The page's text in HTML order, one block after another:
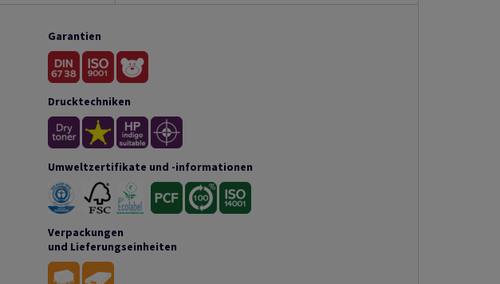
Garantien
Drucktechniken
Umweltzertifikate und -informationen
Verpackungen
und Lieferungseinheiten